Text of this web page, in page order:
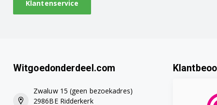
WQ45G2AEDN/03
WQ45G2AIDN/03
WQ45G2AMFR/03
Klantenservice
Witgoedonderdeel.com
Zwaluw 15 (geen bezoekadres)
2986BE Ridderkerk